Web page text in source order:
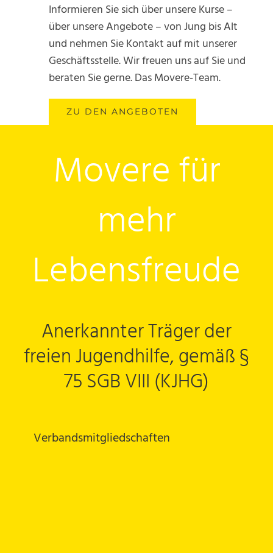
Informieren Sie sich über unsere Kurse –
über unsere Angebote – von Jung bis Alt
und nehmen Sie Kontakt auf mit unserer
Geschäftsstelle. Wir freuen uns auf Sie und
beraten Sie gerne. Das Movere-Team.
ZU DEN ANGEBOTEN
Movere für
mehr
Lebensfreude
Anerkannter Träger der
freien Jugendhilfe, gemäß §
75 SGB VIII (KJHG)
Verbandsmitgliedschaften